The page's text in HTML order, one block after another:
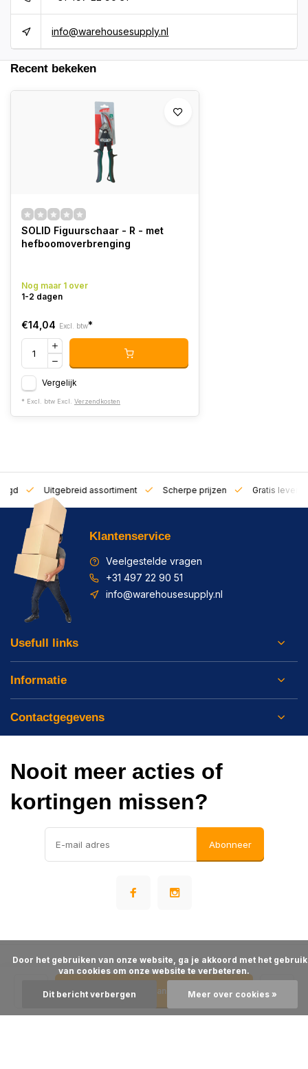
Toevoegen aan winkelwagen
info@warehousesupply.nl
Recent bekeken
SOLID Figuurschaar - R - met
hefboomoverbrenging
Nog maar 1 over
1-2 dagen
€14,04 Excl. btw*
Vergelijk
* Excl. btw Excl. Verzendkosten
Uitgebreid assortiment Scherpe prijzen Gratis
Klantenservice
Veelgestelde vragen
+31 497 22 90 51
info@warehousesupply.nl
Usefull links
Informatie
Contactgegevens
Nooit meer acties of
kortingen missen?
Abonneer
Algemene voorwaarden Disclaimer Privacy Policy Sitemap
© Warehousesupply- Theme made byWebdinge
van cookies om onze website te verbeteren.
Dit bericht verbergen Meer over cookies »